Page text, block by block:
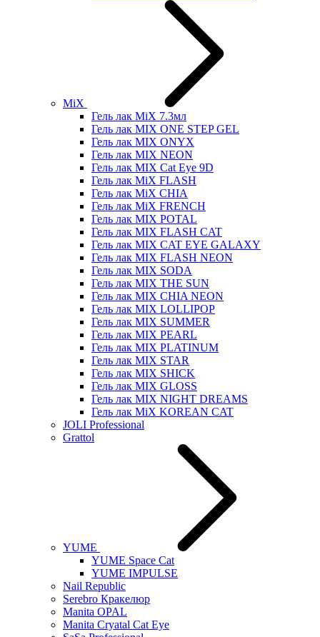
MiX
Гель лак MiX 7.3мл
Гель лак MIX ONE STEP GEL
Гель лак MIX ONYX
Гель лак MIX NEON
Гель лак MIX Cat Eye 9D
Гель лак MiX FLASH
Гель лак MiX CHIA
Гель лак MiX FRENCH
Гель лак MIX POTAL
Гель лак MIX FLASH CAT
Гель лак MIX CAT EYE GALAXY
Гель лак MIX FLASH NEON
Гель лак MIX SODA
Гель лак MIX THE SUN
Гель лак MIX CHIA NEON
Гель лак MIX LOLLIPOP
Гель лак MIX SUMMER
Гель лак MIX PEARL
Гель лак MIX PLATINUM
Гель лак MIX STAR
Гель лак MIX SHICK
Гель лак MIX GLOSS
Гель лак MIX NIGHT DREAMS
Гель лак MiX KOREAN CAT
JOLI Professional
Grattol
YUME
YUME Space Cat
YUME IMPULSE
Nail Republic
Serebro Кракелюр
Manita OPAL
Manita Cryatal Cat Eye